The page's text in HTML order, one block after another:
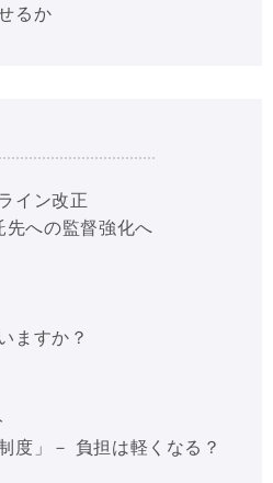
るか
イン改正
先への監督強化へ
ますか？
度」－ 負担は軽くなる？